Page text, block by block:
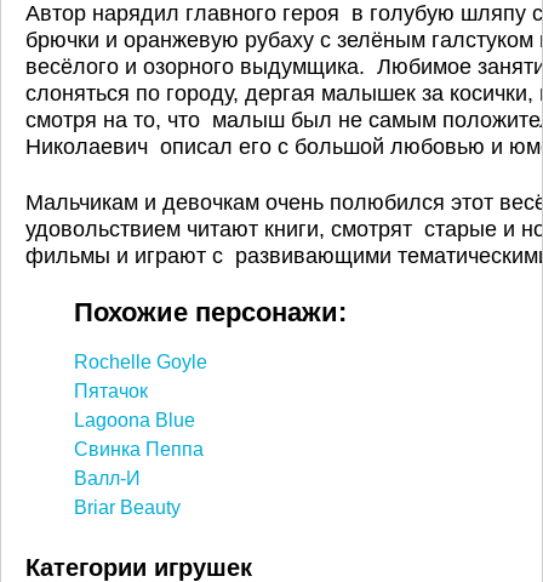
Автор нарядил главного героя в голубую шляпу
брючки и оранжевую рубаху с зелёным
весёлого и озорного выдумщика. Любимое
слоняться по городу, дергая малышек за
смотря на то, что малыш был не самым
Николаевич описал его с большой любовью и
Мальчикам и девочкам очень полюбился этот
удовольствием читают книги, смотрят старые и
фильмы и играют с развивающими
Похожие персонажи:
Rochelle Goyle
Пятачок
Lagoona Blue
Свинка Пеппа
Валл-И
Briar Beauty
Категории игрушек